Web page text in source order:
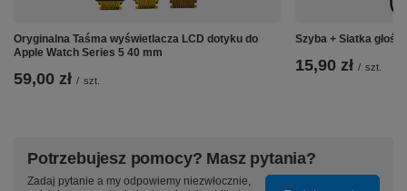
Oryginalna Taśma wyświetlacza LCD dotyku do
Apple Watch Series 5 40 mm
59,00 zł / szt.
Szyba + Siatka
15,90 zł / szt.
Potrzebujesz pomocy? Masz pytania?
Zadaj pytanie a my odpowiemy niezwłocznie,